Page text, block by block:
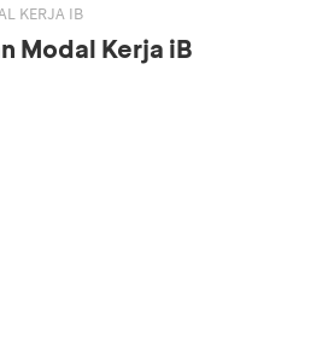
KERJA IB
Modal Kerja iB